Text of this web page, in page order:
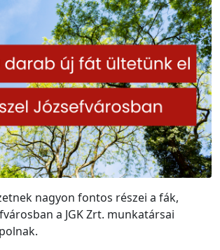
nagyon fontos részei a fák,
a JGK Zrt. munkatársai